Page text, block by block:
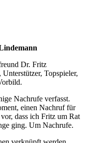
Dr. Fritz
Topspieler,
Nachrufe verfasst.
einen Nachruf für
dass ich Fritz um Rat
ging. Um Nachrufe.